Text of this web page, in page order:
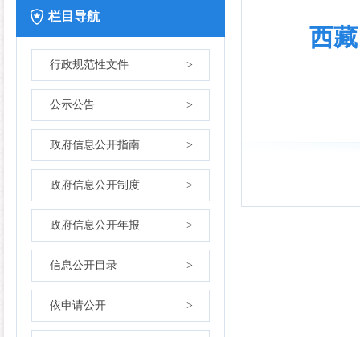
栏目导航
行政规范性文件 >
公示公告 >
政府信息公开指南 >
政府信息公开制度 >
政府信息公开年报 >
信息公开目录 >
依申请公开 >
西